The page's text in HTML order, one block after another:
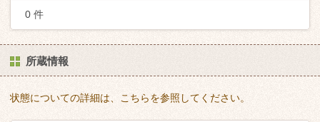
0 件
所蔵情報
状態についての詳細は、こちらを参照してください。